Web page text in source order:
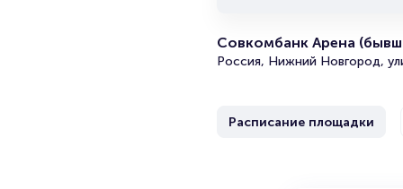
Совкомбанк Арена
Россия, Нижний Новгород,
Расписание площадки